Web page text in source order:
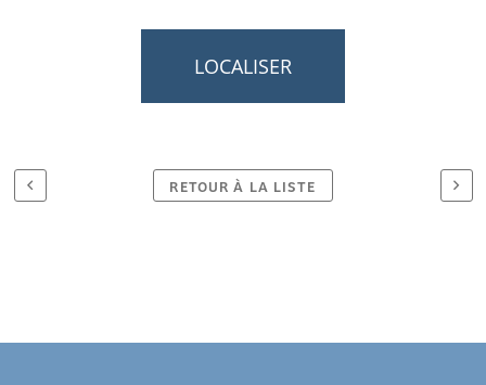
LOCALISER
RETOUR À LA LISTE